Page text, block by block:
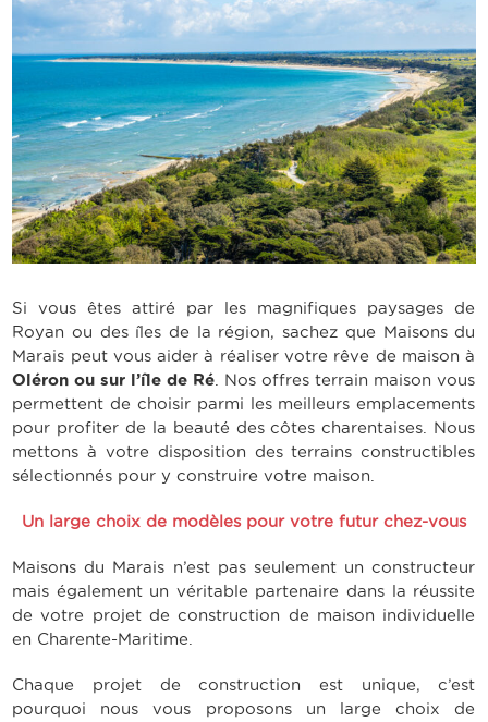
Si vous êtes attiré par les magnifiques paysages de
Royan ou des îles de la région, sachez que Maisons du
Marais peut vous aider à réaliser votre rêve de maison à
Oléron ou sur l’île de Ré. Nos offres terrain maison vous
permettent de choisir parmi les meilleurs emplacements
pour profiter de la beauté des côtes charentaises. Nous
mettons à votre disposition des terrains constructibles
sélectionnés pour y construire votre maison.
Un large choix de modèles pour votre futur chez-vous
Maisons du Marais n’est pas seulement un constructeur
mais également un véritable partenaire dans la réussite
de votre projet de construction de maison individuelle
en Charente-Maritime.
Chaque projet de construction est unique, c’est
pourquoi nous vous proposons un large choix de